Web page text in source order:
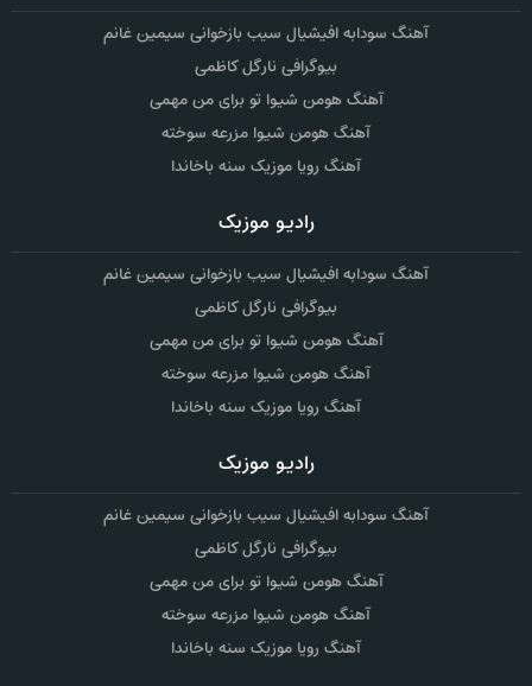
آهنگ سودابه افیشیال سیب بازخوانی سیمین غانم
بیوگرافی نارگل کاظمی
آهنگ هومن شیوا تو برای من مهمی
آهنگ هومن شیوا مزرعه سوخته
آهنگ رویا موزیک سنه باخاندا
رادیو موزیک
آهنگ سودابه افیشیال سیب بازخوانی سیمین غانم
بیوگرافی نارگل کاظمی
آهنگ هومن شیوا تو برای من مهمی
آهنگ هومن شیوا مزرعه سوخته
آهنگ رویا موزیک سنه باخاندا
رادیو موزیک
آهنگ سودابه افیشیال سیب بازخوانی سیمین غانم
بیوگرافی نارگل کاظمی
آهنگ هومن شیوا تو برای من مهمی
آهنگ هومن شیوا مزرعه سوخته
آهنگ رویا موزیک سنه باخاندا